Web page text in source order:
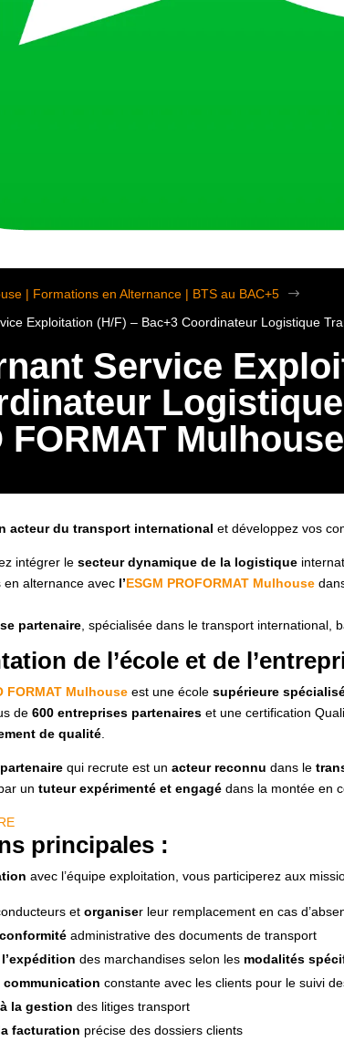
| Formations en Alternance | BTS au BAC+5
$
Exploitation (H/F) – Bac+3 Coordinateur Logistique
Service
FORMAT Mulhouse
acteur du transport internationalet développez vos
intégrer lesecteur dynamique de la logistique
en alternance avec l’ESGM PROFORMAT Mulhouse
partenaire , spécialisée dans le transport international,
de l’école et de
FORMAT Mulhouse est une écolesupérieure
de600 entreprises partenaires et une certification
de qualité
qui recrute est unacteur reconnu dans le
untuteur expérimenté et engagé dans la montée en
principales :
avec l’équipe exploitation, vous participerez aux
etorganiser leur remplacement en cas
administrative des documents de transport
des marchandises selon les modalités
communication constante avec les clients pour le suivi
la gestion des litiges transport
facturation précise des dossiers clients